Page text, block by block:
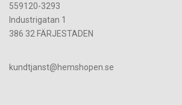
559120-3293
Industrigatan 1
386 32 FÄRJESTADEN
​kundtjanst@hemshopen.se